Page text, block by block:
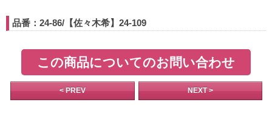
品番：24-86/【佐々木希】24-109
この商品についてのお問い合わせ
< PREV NEXT >